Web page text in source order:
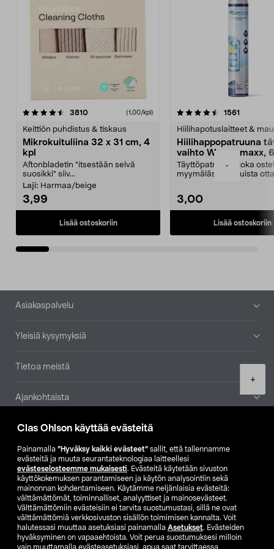
Clas Ohlson käyttää evästeitä
Painamalla ”Hyväksy kaikki evästeet” sallit, että tallennamme
evästeitä ja muuta seurantateknologiaa laitteellesi
evästeselosteemme mukaisesti. Evästeitä käytetään sivuston
käyttökokemuksen parantamiseen ja käytön analysointiin sekä
mainonnan kohdentamiseen. Käytämme neljänlaisia evästeitä:
välttämättömät, toiminnalliset, analyyttiset ja mainosevästeet.
Välttämättömiin evästeisiin ei tarvita suostumustasi, sillä ne ovat
välttämättömiä verkkosivuston sisällön toimimisen kannalta. Voit
halutessasi muuttaa asetuksiasi painamalla Asetukset. Evästeiden
hyväksyminen on vapaaehtoista. Voit perua suostumuksesi milloin
vain muuttamalla evästeasetuksiasi, apua saat tarvittaessa
-
+
3810arvostelut (1,00/kpl)
Keittiön puhdistus & tiskaus
Mikrokuituliina 32 x 31 cm, 4
kpl
Aftonbladetin "itsestään selvä
suosikki" siiv...
Laji: Harmaa/beige
3,99
Lisää ostoskoriin
4.5viidestä
1561
Hiilihapotuslaitteet &
Hiilihappopatruuna
vaihto Wassermaxx,
Täyttöpatruuna, joka
myymälästä – muista
3,00
Lisää ostoskoriin
4.5viidestä
Alatunniste
Asiakaspalvelu
Yleisiä kysymyksiä
Tietoa meistä
Ajankohtaista
Muut yrityksemme
Etsi myymälä
SE NO FI
FI SV